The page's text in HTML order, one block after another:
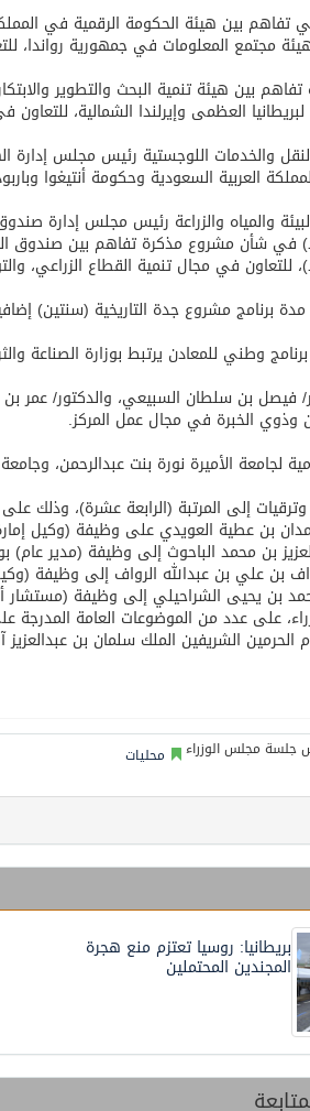
تفاهم بين هيئة الحكومة الرقمية في
مجتمع المعلومات في جمهورية رواندا،
بين هيئة تنمية البحث والتطوير
العظمى وإيرلندا الشمالية، للتعاون
والخدمات اللوجستية رئيس مجلس إدارة
العربية السعودية وحكومة أنتيغوا
والمياه والزراعة رئيس مجلس إدارة
في شأن مشروع مذكرة تفاهم بين صندوق
للتعاون في مجال تنمية القطاع الزراعي،
برنامج مشروع جدة التاريخية (سنتين)
وطني للمعادن يرتبط بوزارة الصناعة
فيصل بن سلطان السبيعي، والدكتور/ عمر
وذوي الخبرة في مجال عمل المركز.
لجامعة الأميرة نورة بنت عبدالرحمن،
إلى المرتبة (الرابعة عشرة)، وذلك على
بن عطية العويدي على وظيفة (وكيل
بن محمد الباحوث إلى وظيفة (مدير عام)
بن علي بن عبدالله الرواف إلى وظيفة
بن يحيى الشراحيلي إلى وظيفة (مستشار
على عدد من الموضوعات العامة المدرجة
الحرمين الشريفين الملك سلمان بن
محليات
بريطانيا: روسيا تعتزم منع هجرة
المجندين المحتملين